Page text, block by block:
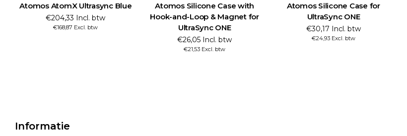
Atomos AtomX Ultrasync Blue
€204,33 Incl. btw
€168,87 Excl. btw
Atomos Silicone Case with
Hook-and-Loop & Magnet for
UltraSync ONE
€26,05 Incl. btw
€21,53 Excl. btw
Atomos Silicone Case for
UltraSync ONE
€30,17 Incl. btw
€24,93 Excl. btw
Informatie